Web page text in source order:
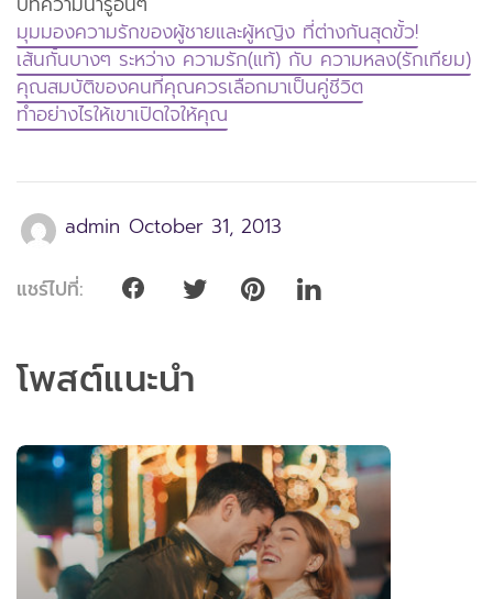
มุมมองความรักของผู้ชายและผู้หญิง ที่ต่างกันสุดขั้ว!
เส้นกั้นบางๆ ระหว่าง ความรัก(แท้) กับ ความหลง(รักเทียม)
คุณสมบัติของคนที่คุณควรเลือกมาเป็นคู่ชีวิต
ทำอย่างไรให้เขาเปิดใจให้คุณ
admin October 31, 2013
แชร์ไปที่:
โพสต์แนะนำ